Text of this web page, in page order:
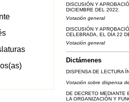
DISCUSIÓN Y
DICIEMBRE DEL 2022.
Votación general
DISCUSIÓN Y
CELEBRADA, EL DÍA 22
Votación general
Dictámenes
DISPENSA DE LECTURA
Votación sobre dispensa
DE DECRETO MEDIANTE
LA ORGANIZACIÓN Y